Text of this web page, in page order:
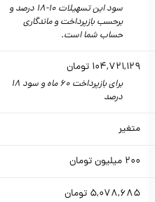
سود این تسهیلات 10-18 درصد و
برحسب بازپرداخت و ماندگاری
حساب شما است.
104,721,129 تومان
برای بازپرداخت 60 ماه و سود 18
درصد
متغیر
میلیون تومان
5,078,685 تومان